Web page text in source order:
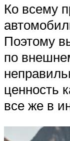
Ко всему
Поэтому
по
ценность
все же в